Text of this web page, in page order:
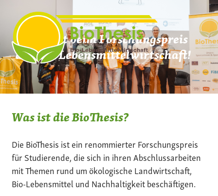
Inhalt
springenMach mit beim Forschungspreis
der Bio-Lebensmittelwirtschaft!
Was ist die BioThesis?
Die BioThesis ist ein renommierter Forschungspreis
für Studierende, die sich in ihren Abschlussarbeiten
mit Themen rund um ökologische Landwirtschaft,
Bio-Lebensmittel und Nachhaltigkeit beschäftigen.